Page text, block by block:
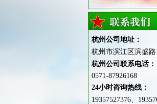
杭州公司地址：
杭州市滨江区滨盛路
杭州公司联系电话：
0571-87926168
24小时咨询热线：
19357527376、
我也是小
给父母